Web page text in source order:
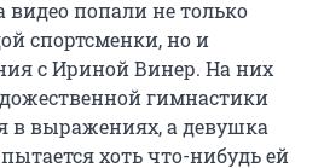
попали не только
спортсменки, но и
с Ириной Винер. На них
гимнастики
в выражениях, а девушка
хоть что-нибудь ей